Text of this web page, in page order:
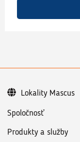
Spoločnosť
Produkty a služby
Lokality Mascus